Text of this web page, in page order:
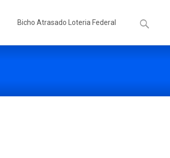
Bicho Atrasado Loteria Federal
por: